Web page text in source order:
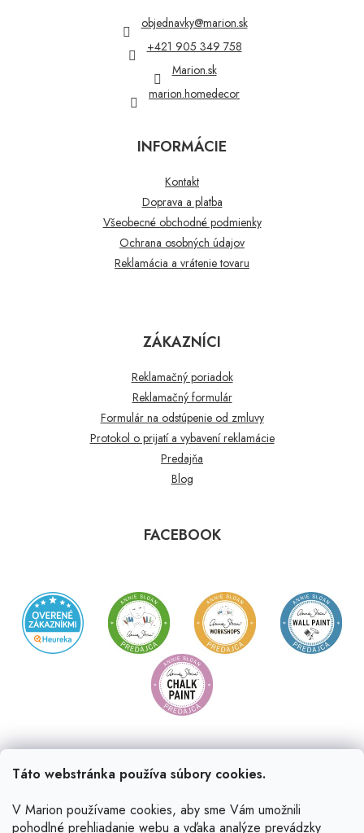
Táto webstránka používa súbory cookies.
V Marion používame cookies, aby sme Vám umožnili
pohodlné prehliadanie webu a vďaka analýze prevádzky
objednavky@marion.sk
+421 905 349 758
Marion.sk
marion.homedecor
INFORMÁCIE
Kontakt
Doprava a platba
Všeobecné obchodné podmienky
Ochrana osobných údajov
Reklamácia a vrátenie tovaru
ZÁKAZNÍCI
Reklamačný poriadok
Reklamačný formulár
Formulár na odstúpenie od zmluvy
Protokol o prijatí a vybavení reklamácie
Predajňa
Blog
FACEBOOK